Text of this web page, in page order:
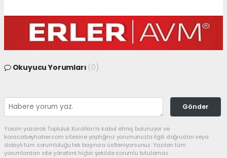
Okuyucu Yorumları (0)
Gönder
Yorum yazarak Topluluk Kuralları’nı kabul etmiş bulunuyor ve
karacabeyhaber.com sitesine yaptığınız yorumunuzla ilgili doğrudan veya
dolaylı tüm sorumluluğu tek başınıza üstleniyorsunuz. Yazılan tüm
yorumlardan site yönetimi hiçbir şekilde sorumlu tutulamaz.